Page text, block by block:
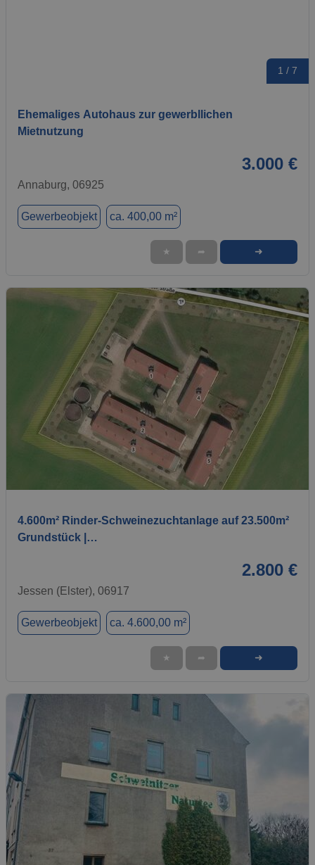
1 / 7
Ehemaliges Autohaus zur gewerbllichen
Mietnutzung
3.000 €
Annaburg, 06925
Gewerbeobjekt ca. 400,00 m²
★ ➦ ➜
4.600m² Rinder-Schweinezuchtanlage auf 23.500m²
Grundstück |…
2.800 €
Jessen (Elster), 06917
Gewerbeobjekt ca. 4.600,00 m²
★ ➦ ➜